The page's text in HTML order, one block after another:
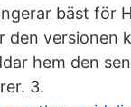
bäst för
den versionen
hem den
3.